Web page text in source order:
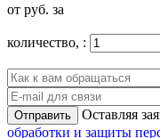
от руб. за
количество, :
Отправить Оставляя
обработки и защиты